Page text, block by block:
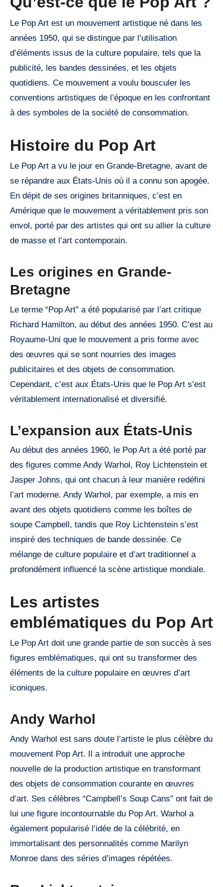
Le Pop Art est un mouvement artistique né dans les
années 1950, qui se distingue par l’utilisation
d’éléments issus de la culture populaire, tels que la
publicité, les bandes dessinées, et les objets
quotidiens. Ce mouvement a voulu bousculer les
conventions artistiques de l’époque en les confrontant
à des symboles de la société de consommation.
Histoire du Pop Art
Le Pop Art a vu le jour en Grande-Bretagne, avant de
se répandre aux États-Unis où il a connu son apogée.
En dépit de ses origines britanniques, c’est en
Amérique que le mouvement a véritablement pris son
envol, porté par des artistes qui ont su allier la culture
de masse et l’art contemporain.
Les origines en Grande-
Bretagne
Le terme “Pop Art” a été popularisé par l’art critique
Richard Hamilton, au début des années 1950. C’est au
Royaume-Uni que le mouvement a pris forme avec
des œuvres qui se sont nourries des images
publicitaires et des objets de consommation.
Cependant, c’est aux États-Unis que le Pop Art s’est
véritablement internationalisé et diversifié.
L’expansion aux États-Unis
Au début des années 1960, le Pop Art a été porté par
des figures comme Andy Warhol, Roy Lichtenstein et
Jasper Johns, qui ont chacun à leur manière redéfini
l’art moderne. Andy Warhol, par exemple, a mis en
avant des objets quotidiens comme les boîtes de
soupe Campbell, tandis que Roy Lichtenstein s’est
inspiré des techniques de bande dessinée. Ce
mélange de culture populaire et d’art traditionnel a
profondément influencé la scène artistique mondiale.
Les artistes
emblématiques du Pop Art
Le Pop Art doit une grande partie de son succès à ses
figures emblématiques, qui ont su transformer des
éléments de la culture populaire en œuvres d’art
iconiques.
Andy Warhol
Andy Warhol est sans doute l’artiste le plus célèbre du
mouvement Pop Art. Il a introduit une approche
nouvelle de la production artistique en transformant
des objets de consommation courante en œuvres
d’art. Ses célèbres “Campbell’s Soup Cans” ont fait de
lui une figure incontournable du Pop Art. Warhol a
également popularisé l’idée de la célébrité, en
immortalisant des personnalités comme Marilyn
Monroe dans des séries d’images répétées.